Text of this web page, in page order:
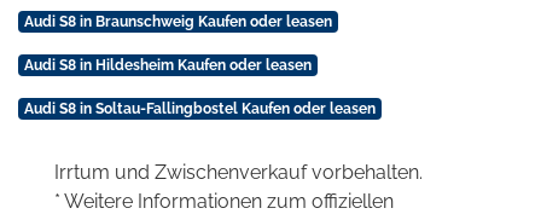
Audi S8 in Braunschweig Kaufen oder leasen
Audi S8 in Hildesheim Kaufen oder leasen
Audi S8 in Soltau-Fallingbostel Kaufen oder leasen
Irrtum und Zwischenverkauf vorbehalten.
* Weitere Informationen zum offiziellen